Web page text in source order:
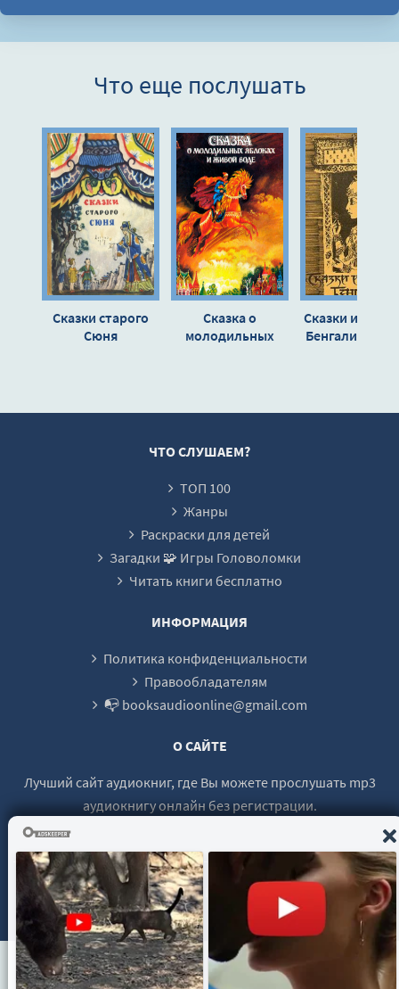
Что еще послушать
Сказки старого
Сюня
Сказка о
молодильных
Сказки и
Бенгалии -
ЧТО СЛУШАЕМ?
ТОП 100
Жанры
Раскраски для детей
Загадки 🧩 Игры Головоломки
Читать книги бесплатно
ИНФОРМАЦИЯ
Политика конфиденциальности
Правообладателям
📭 booksaudioonline@gmail.com
О САЙТЕ
Лучший сайт аудиокниг, где Вы можете прослушать mp3
аудиокнигу онлайн без регистрации.
© 2021 - 2026 booksaudio-online.com Все права защищены.